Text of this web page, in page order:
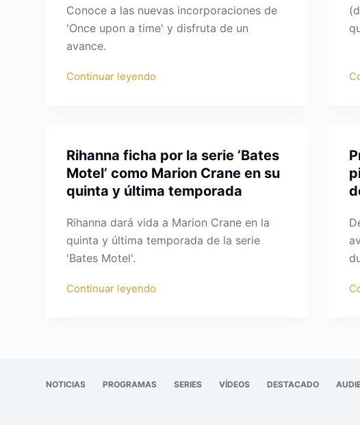
Conoce a las nuevas incorporaciones de
'Once upon a time' y disfruta de un
avance.
Continuar leyendo
Rihanna ficha por la serie ‘Bates
Motel’ como Marion Crane en su
quinta y última temporada
Rihanna dará vida a Marion Crane en la
quinta y última temporada de la serie
'Bates Motel'.
Continuar leyendo
NOTICIAS PROGRAMAS SERIES VÍDEOS DESTACADO